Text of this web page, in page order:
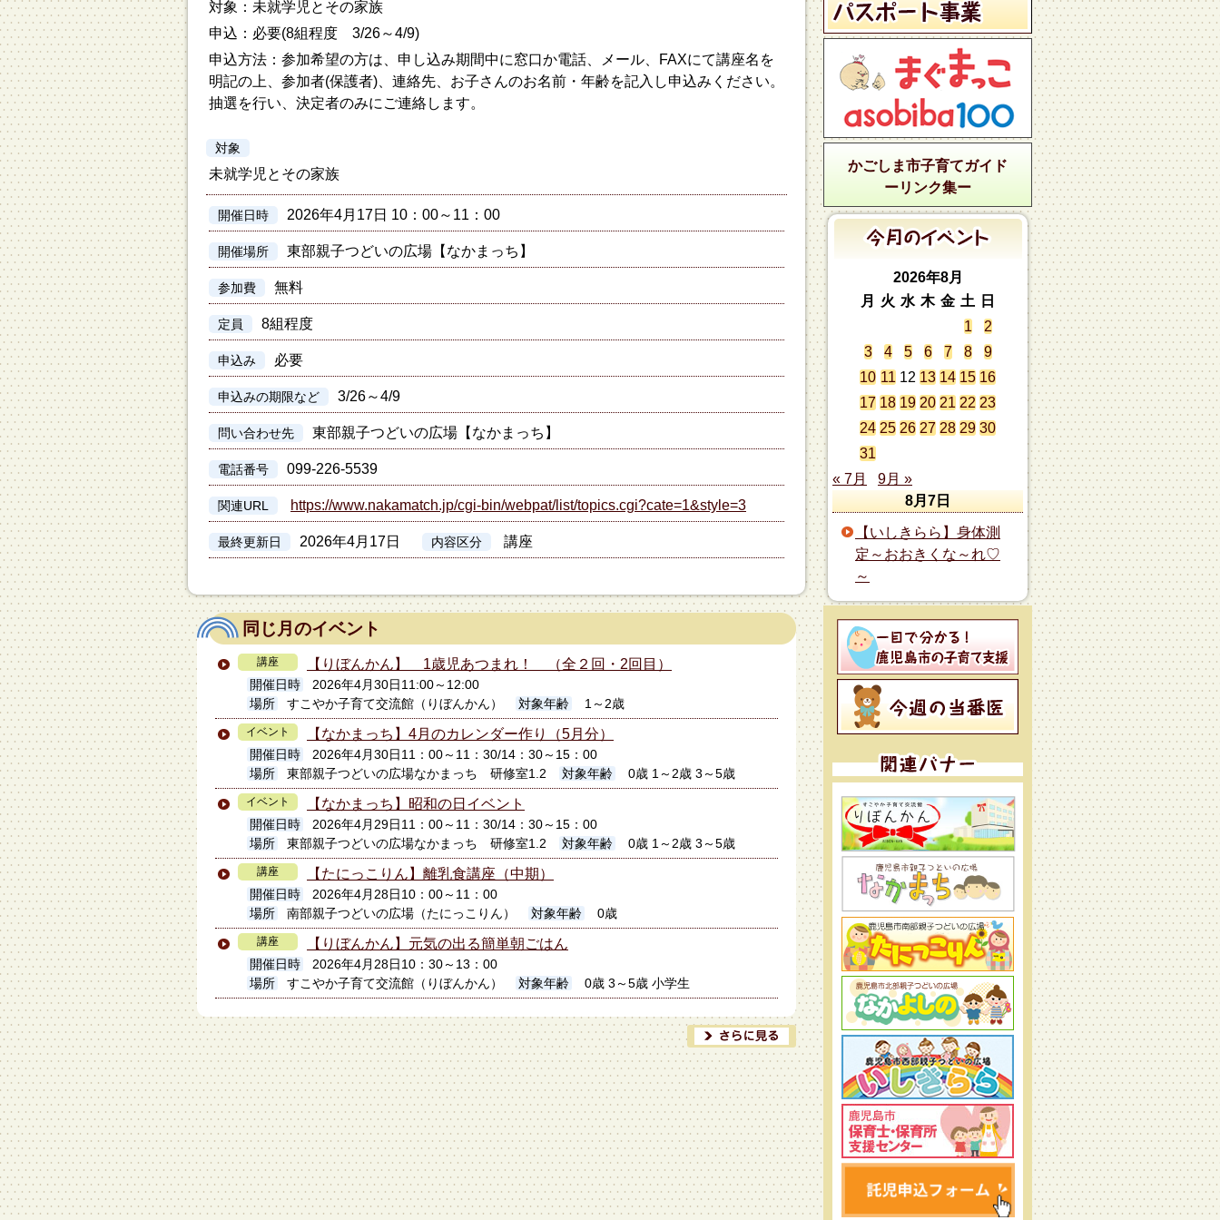
対象：未就学児とその家族
申込：必要(8組程度 3/26～4/9)
申込方法：参加希望の方は、申し込み期間中に窓口か電話、メール、FAXにて講座名を
明記の上、参加者(保護者)、連絡先、お子さんのお名前・年齢を記入し申込みください。
抽選を行い、決定者のみにご連絡します。
対象
未就学児とその家族
開催日時 2026年4月17日 10：00～11：00
開催場所 東部親子つどいの広場【なかまっち】
参加費 無料
定員 8組程度
申込み 必要
申込みの期限など 3/26～4/9
問い合わせ先 東部親子つどいの広場【なかまっち】
電話番号 099-226-5539
関連URL https://www.nakamatch.jp/cgi-bin/webpat/list/topics.cgi?cate=1&style=3
最終更新日 2026年4月17日 内容区分 講座
同じ月のイベント
講座 【りぼんかん】 1歳児あつまれ！ （全２回・2回目）
開催日時
2026年4月30日11:00～12:00
場所
すこやか子育て交流館（りぼんかん） 対象年齢 1～2歳
イベント 【なかまっち】4月のカレンダー作り（5月分）
開催日時
2026年4月30日11：00～11：30/14：30～15：00
場所
東部親子つどいの広場なかまっち 研修室1.2 対象年齢 0歳 1～2歳 3～5歳
イベント 【なかまっち】昭和の日イベント
開催日時
2026年4月29日11：00～11：30/14：30～15：00
場所
東部親子つどいの広場なかまっち 研修室1.2 対象年齢 0歳 1～2歳 3～5歳
講座 【たにっこりん】離乳食講座（中期）
開催日時
2026年4月28日10：00～11：00
場所
南部親子つどいの広場（たにっこりん） 対象年齢 0歳
講座 【りぼんかん】元気の出る簡単朝ごはん
開催日時
2026年4月28日10：30～13：00
場所
すこやか子育て交流館（りぼんかん） 対象年齢 0歳 3～5歳 小学生
かごしま市子育てガイド
ーリンク集ー
2026年8月
月
火 水 木 金 土
日
1
2
3
4 5 6 7 8
9
10 11 12 13 14 15 16
17 18 19 20 21 22 23
24 25 26 27 28 29 30
31
« 7月
9月 »
8月7日
【いしきらら】身体測
定～おおきくな～れ♡
～